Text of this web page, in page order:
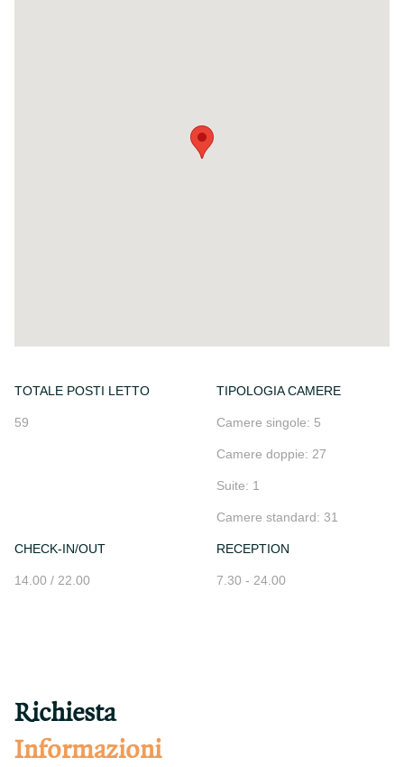
TOTALE POSTI LETTO
59
TIPOLOGIA CAMERE
Camere singole: 5
Camere doppie: 27
Suite: 1
Camere standard: 31
CHECK-IN/OUT
14.00 / 22.00
RECEPTION
7.30 - 24.00
Richiesta
Informazioni